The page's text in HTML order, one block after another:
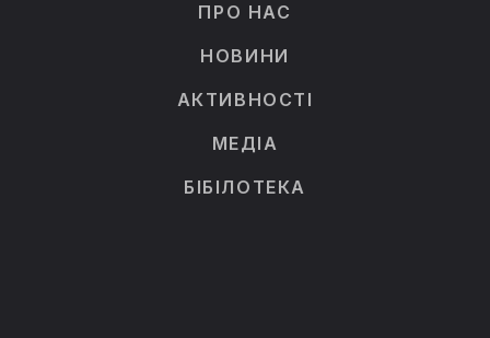
ПРО НАС
НОВИНИ
АКТИВНОСТІ
МЕДІА
БІБІЛОТЕКА